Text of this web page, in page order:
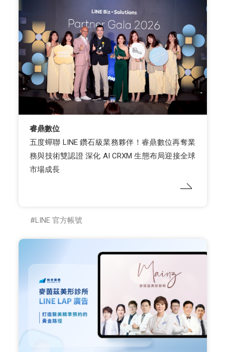
睿鼎數位
五度蟬聯 LINE 鑽石級業務夥伴！睿鼎數位再奪業
務與技術雙認證 深化 AI CRXM 生態布局迎接全球
市場成長
LINE 官方帳號